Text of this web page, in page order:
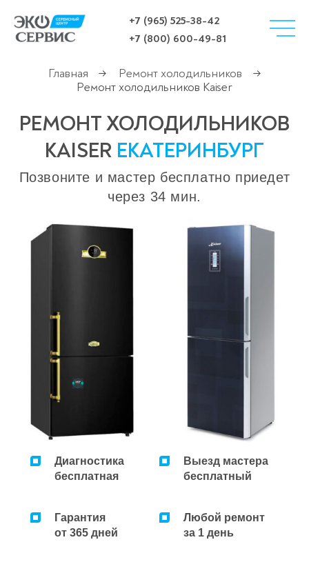
+7 (965) 525-38-42
+7 (800) 600-49-81
Главная → Ремонт холодильников
→
Ремонт холодильников Kaiser
РЕМОНТ ХОЛОДИЛЬНИКОВ
KAISER ЕКАТЕРИНБУРГ
Позвоните и мастер бесплатно приедет
через 34 мин.
Диагностика
бесплатная
Выезд мастера
бесплатный
Гарантия
от 365 дней
Любой ремонт
за 1 день